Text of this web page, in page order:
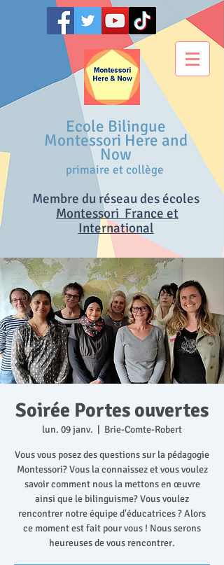
Ecole Bilingue
Montessori Here and
Now
primaire et collège
Membre du réseau des écoles
Montessori France et
International
Soirée Portes ouvertes
lun. 09 janv. Brie-Comte-Robert
Vous vous posez des questions sur la pédagogie
Montessori? Vous la connaissez et vous voulez
savoir comment nous la mettons en œuvre
ainsi que le bilinguisme? Vous voulez
rencontrer notre équipe d'éducatrices ? Alors
ce moment est fait pour vous ! Nous serons
heureuses de vous rencontrer.